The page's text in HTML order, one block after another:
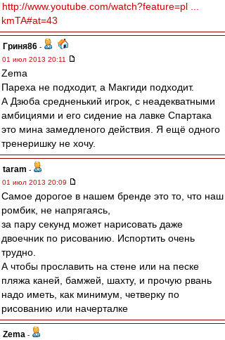
http://www.youtube.com/watch?feature=pl ...
kmTA#at=43
Гриня86 -
01 июл 2013 20:11
Zema
Пареха не подходит, а Макгиди подходит.
А Дзюба средненький игрок, с неадекватными
амбициями и его сидение на лавке Спартака
это мина замедленого действия. Я ещё одного
тренеришку не хочу.
taram -
01 июл 2013 20:09
Самое дорогое в нашем бренде это то, что наш
ромбик, не напрягаясь,
за пару секунд может нарисовать даже
двоечник по рисованию. Испортить очень
трудно.
А чтобы прославить на стене или на песке
пляжа каней, бамжей, шахту, и прочую рвань
надо иметь, как минимум, четверку по
рисованию или начерталке
Zema -